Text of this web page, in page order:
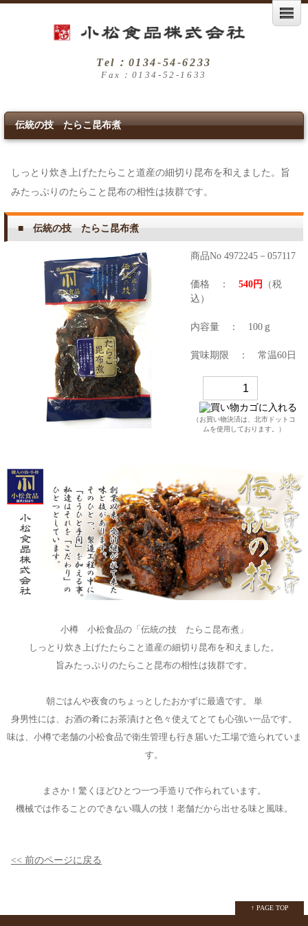
Tel：0134-54-6233
Fax：0134-52-1633
伝統の技 たらこ昆布煮
しっとり炊き上げたたらこと道産の細切り昆布を和えました。旨
みたっぷりのたらこと昆布の相性は抜群です。
■ 伝統の技 たらこ昆布煮
商品No 4972245－057117
価格 ： 540円
（税
込）
内容量 ： 100ｇ
賞味期限 ： 常温60日
（お買い物決済は、 北市ドットコ
ムを使用しております。）
小樽 小松食品の「伝統の技 たらこ昆布煮」
しっとり炊き上げたたらこと道産の細切り昆布を和えました。
旨みたっぷりのたらこと昆布の相性は抜群です。
朝ごはんや夜食のちょっとしたおかずに最適です。 単
身男性には、お酒の肴にお茶漬けと色々使えてとても心強い一品です。
味は、小樽で老舗の小松食品で衛生管理も行き届いた工場で造られていま
す。
まさか！驚くほどひとつ一つ手造りで作られています。
機械では作ることのできない職人の技！老舗だから出せる味と風味。
<< 前のページに戻る
↑ PAGE TOP